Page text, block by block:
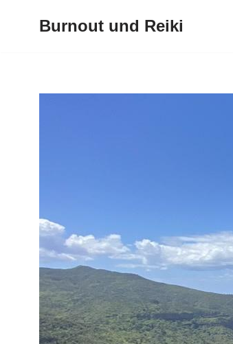
Burnout und Reiki